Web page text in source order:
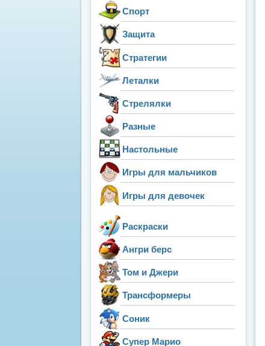
Спорт
Защита
Стратегии
Леталки
Стрелялки
Разные
Настольные
Игры для мальчиков
Игры для девочек
Раскраски
Ангри берс
Том и Джери
Трансформеры
Соник
Супер Марио